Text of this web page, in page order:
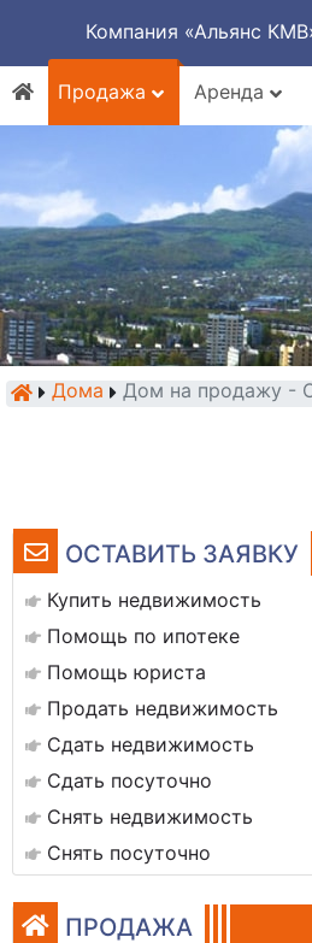
Компания «Альянс
Продажа
Аренда
Дома Дом на продажу -
ОСТАВИТЬ ЗАЯВКУ
Купить недвижимость
Помощь по ипотеке
Помощь юриста
Продать недвижимость
Сдать недвижимость
Сдать посуточно
Снять недвижимость
Снять посуточно
ПРОДАЖА